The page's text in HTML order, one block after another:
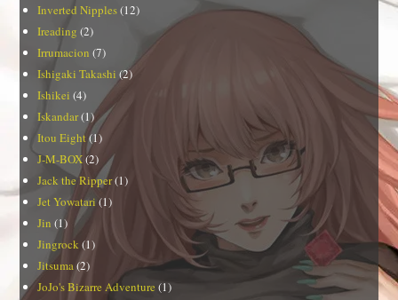
Inverted Nipples(12)
Ireading (2)
Irrumacion (7)
Ishigaki Takashi (2)
Ishikei (4)
Iskandar(1)
Itou Eight (1)
J-M-BOX(2)
Jack the Ripper(1)
Jet Yowatari (1)
Jin (1)
Jingrock (1)
Jitsuma (2)
JoJo's Bizarre Adventure (1)